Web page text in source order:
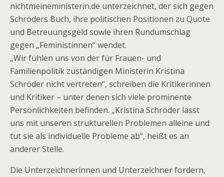
nichtmeineministerin.de unterzeichnet, der sich gegen
Schröders Buch, ihre politischen Positionen zu Quote
und Betreuungsgeld sowie ihren Rundumschlag
gegen „Feministinnen“ wendet.
„Wir fühlen uns von der für Frauen- und
Familienpolitik zuständigen Ministerin Kristina
Schröder nicht vertreten“, schreiben die Kritikerinnen
und Kritiker – unter denen sich viele prominente
Persönlichkeiten befinden. „Kristina Schröder lässt
uns mit unseren strukturellen Problemen alleine und
tut sie als individuelle Probleme ab“, heißt es an
anderer Stelle.
Die Unterzeichnerinnen und Unterzeichner fordern,